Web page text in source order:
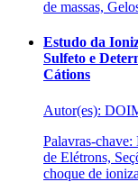
de massas,
Estudo da
Sulfeto e
Cátions
Autor(es):
Palavras-
de Elétrons,
choque de